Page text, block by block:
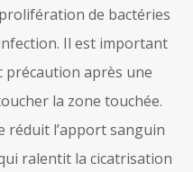
de bactéries
Il est important
précaution après une
la zone touchée.
réduit l’apport sanguin
ralentit la cicatrisation